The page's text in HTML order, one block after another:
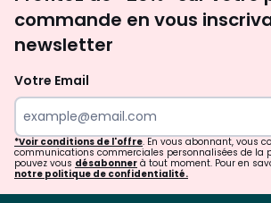
commande en vous
newsletter
Votre Email
*Voir conditions de l'offre. En vous abonnant, vous
communications commerciales personnalisées de la
pouvez vous désabonner à tout moment. Pour en
notre politique de confidentialité.